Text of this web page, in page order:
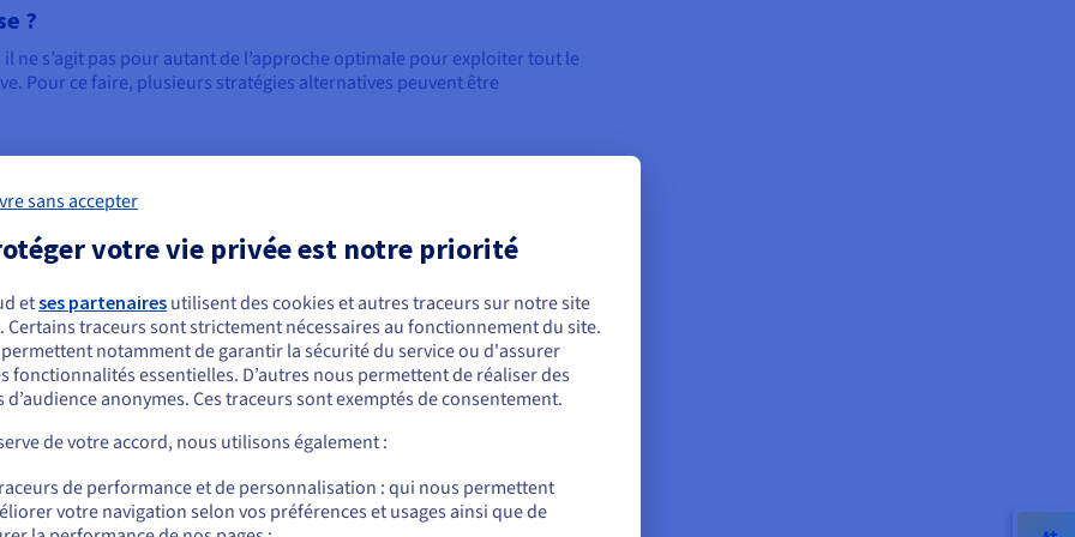
?
ne s’agit pas pour autant de l’approche optimale pour exploiter tout le
Pour ce faire, plusieurs stratégies alternatives peuvent être
le code, la structure et la conception de l’application sont
l’environnement « cloud-first ». Bien que la mise en œuvre demande
vous donne accès à des fonctionnalités spécifiques natives au
basés dans le cloud, tout en introduisant une meilleure stabilité et
cas, la refactorisation peut être effectuée une fois qu'une
and Shift sur une plateforme cloud.
du cloud. Cependant, contrairement à la stratégie Lift and Shift ou
car l’architecture et la conception de l’application héritée
garantir un résultat positif.
semblez être localisé en États-Unis.
commander, rendez-vous sur le site de votre pays (États-Unis) et créez un
us.ovhcloud.com/
Anglais USD - $
sans accepter
votre vie privée est notre priorité
etses partenaires utilisent des cookies et autres traceurs sur notre site
Certains traceurs sont strictement nécessaires au fonctionnement du site.
notamment de garantir la sécurité du service ou d'assurer
fonctionnalités essentielles. D’autres nous permettent de réaliser des
d’audience anonymes. Ces traceurs sont exemptés de consentement.
de votre accord, nous utilisons également :
de performance et de personnalisation : qui nous permettent
votre navigation selon vos préférences et usages ainsi que de